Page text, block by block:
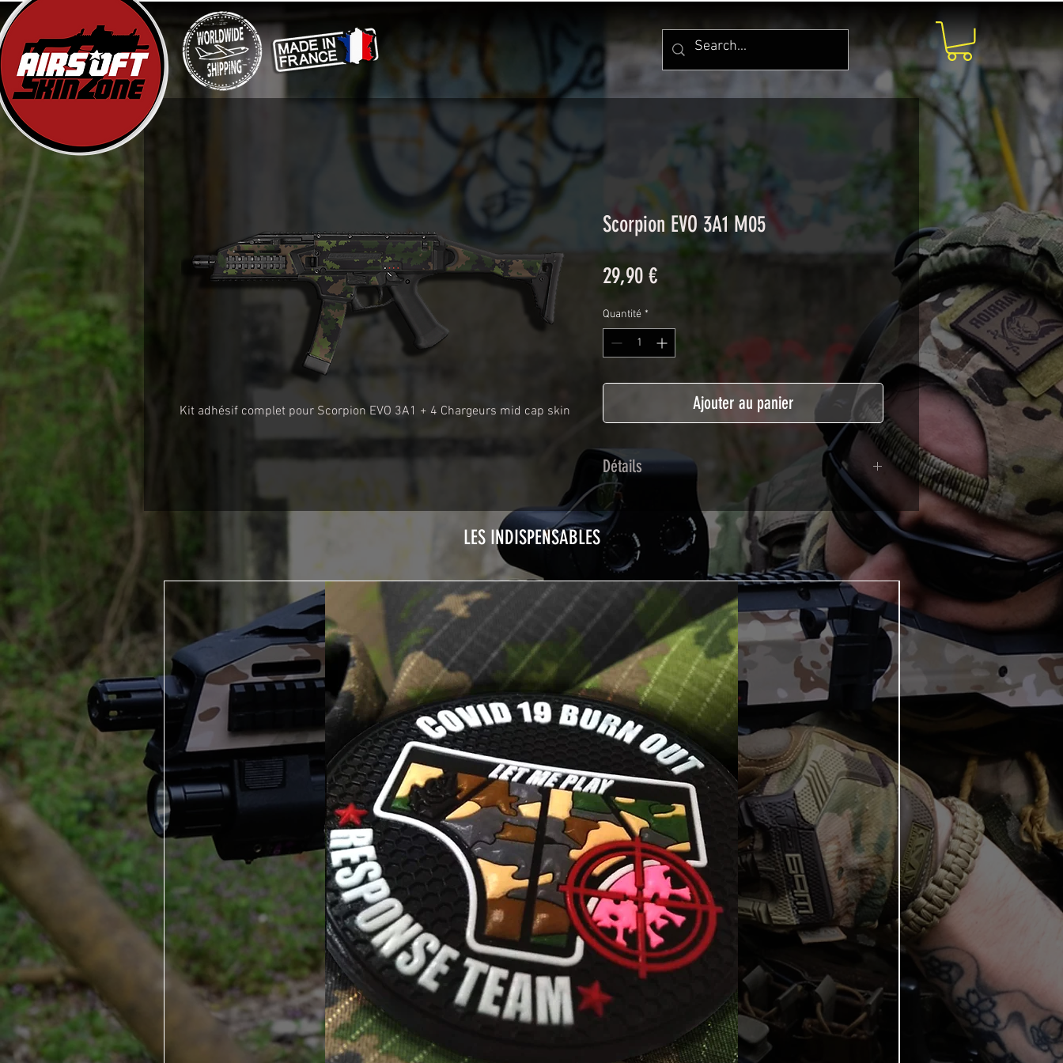
Kit adhésif complet pour Scorpion EVO 3A1 + 4 Chargeurs mid cap skin
Scorpion EVO 3A1 M05
29,90 €Prix
Quantité *
Ajouter au panier
Détails
Adhésif de type polymère calandré recouvert d'une
plastification protègeant des UV et des rayures.
Utilisé initialement pour le marquage de véhicule,
les adhésifs AirsoftSkinZone offrent une grande
durabilité et résistent aux intempéries.
Nettoyer sa réplique à l'aide d'un produit alcoolisé
avant toute installation est indispensable. Un
décapeur thermique ou un sèche cheveux sera
nécessaire à l'installation de votre Skin. Voir la
rubrique TUTOS / VIDEOS
LES INDISPENSABLES